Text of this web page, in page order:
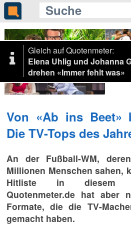
Gleich auf Quotenmeter:
Elena Uhlig und Johanna
drehen «Immer fehlt was»
Von «Ab ins Beet»
Die TV-Tops des
An der Fußball-WM,
Millionen Menschen sahen,
Hitliste in diesem
Quotenmeter.de hat aber
Formate, die die TV-
gemacht haben.